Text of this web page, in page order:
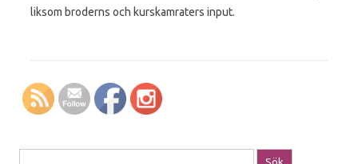
liksom broderns och kurskamraters input.